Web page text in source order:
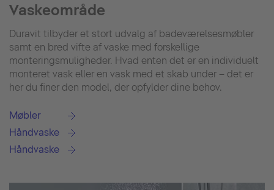
Vaskeområde
Duravit tilbyder et stort udvalg af badeværelsesmøbler
samt en bred vifte af vaske med forskellige
monteringsmuligheder. Hvad enten det er en individuelt
monteret vask eller en vask med et skab under – det er
her du finer den model, der opfylder dine behov.
Møbler
Håndvaske
Håndvaske